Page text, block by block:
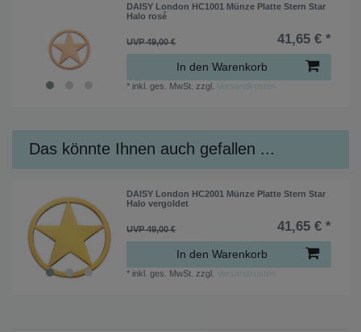
DAISY London HC1001 Münze Platte Stern Star
Halo rosé
UVP 49,00 € 41,65 € *
In den Warenkorb
* inkl. ges. MwSt. zzgl. Versandkosten
Das könnte Ihnen auch gefallen ...
DAISY London HC2001 Münze Platte Stern Star
Halo vergoldet
UVP 49,00 € 41,65 € *
In den Warenkorb
* inkl. ges. MwSt. zzgl. Versandkosten